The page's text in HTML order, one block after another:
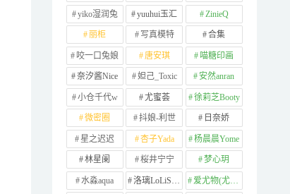
yiko湿润兔 yuuhui玉汇 ZinieQ
丽柜 写真模特 合集
咬一口兔娘 唐安琪 喵糖印画
奈汐酱Nice 妲己_Toxic 安然anran
小仓千代w 尤蜜荟 徐莉芝Booty
微密圈 抖娘-利世 日奈娇
星之迟迟 杏子Yada 杨晨晨Yome
林星阑 桜井宁宁 梦心玥
水淼aqua 洛璃LoLiSAMA 爱尤物(尤果网)